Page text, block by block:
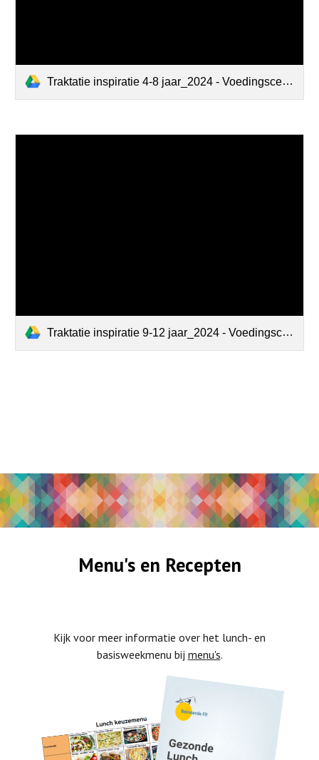
Traktatie inspiratie 4-8 jaar_2024 - Voedingscentrum.pdf
Traktatie inspiratie 9-12 jaar_2024 - Voedingscentrum.pdf
Menu's en Recepten
Kijk voor meer informatie over het lunch- en
basisweekmenu bij menu's.